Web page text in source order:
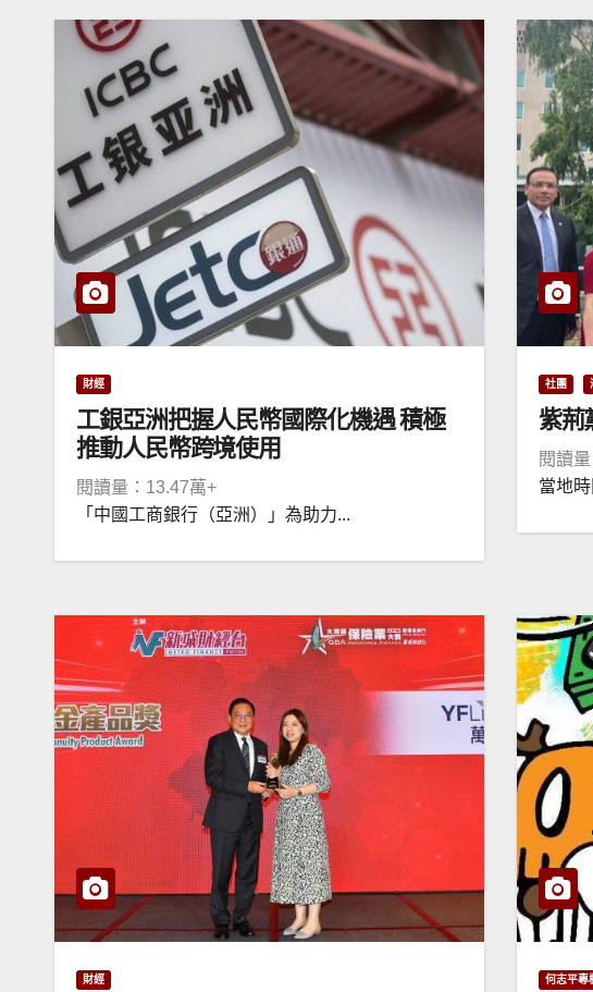
財經
工銀亞洲把握人民幣國際化機遇 積極
推動人民幣跨境使用
閱讀量：13.47萬+
「中國工商銀行（亞洲）」為助力...
社團
紫荊
閱讀
當地
財經 何志平專